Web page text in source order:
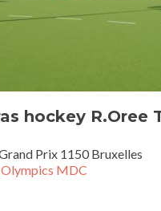
hockey R.Oree
Prix 1150 Bruxelles
MDC